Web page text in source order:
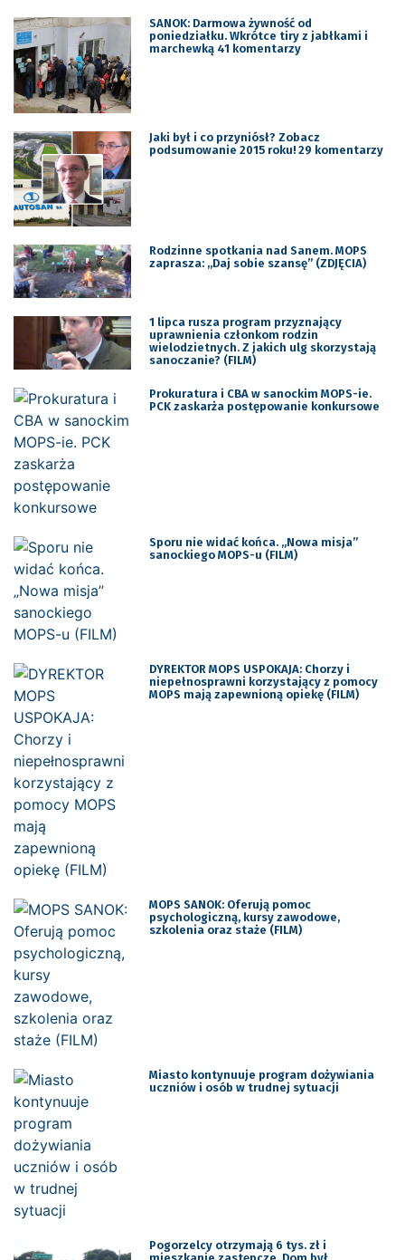
SANOK: Darmowa żywność od
poniedziałku. Wkrótce tiry z jabłkami i
marchewką 41 komentarzy
Jaki był i co przyniósł? Zobacz
podsumowanie 2015 roku! 29 komentarzy
Rodzinne spotkania nad Sanem. MOPS
zaprasza: ,,Daj sobie szansę” (ZDJĘCIA)
1 lipca rusza program przyznający
uprawnienia członkom rodzin
wielodzietnych. Z jakich ulg skorzystają
sanoczanie? (FILM)
Prokuratura i CBA w sanockim MOPS-ie.
PCK zaskarża postępowanie konkursowe
Sporu nie widać końca. „Nowa misja”
sanockiego MOPS-u (FILM)
DYREKTOR MOPS USPOKAJA: Chorzy i
niepełnosprawni korzystający z pomocy
MOPS mają zapewnioną opiekę (FILM)
MOPS SANOK: Oferują pomoc
psychologiczną, kursy zawodowe,
szkolenia oraz staże (FILM)
Miasto kontynuuje program dożywiania
uczniów i osób w trudnej sytuacji
Pogorzelcy otrzymają 6 tys. zł i